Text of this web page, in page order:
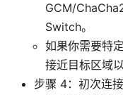
GCM/
Switch。
如果你需要特
接近目标区域
步骤 4：初次连